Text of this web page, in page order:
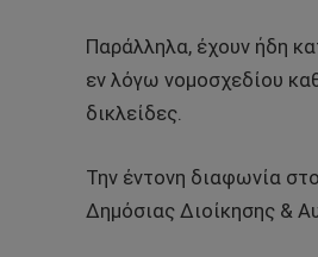
Παράλληλα, έχουν ήδη
εν λόγω νομοσχεδίου
δικλείδες.
Την έντονη διαφωνία
Δημόσιας Διοίκησης &